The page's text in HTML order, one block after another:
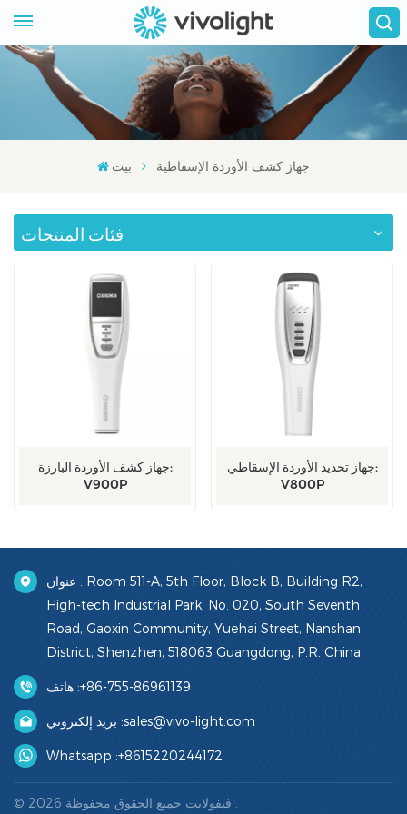
بيت جهاز كشف الأوردة الإسقاطية
فئات المنتجات
جهاز كشف الأوردة البارزة:
V900P
جهاز تحديد الأوردة الإسقاطي:
V800P
عنوان : Room 511-A, 5th Floor, Block B, Building R2,
High-tech Industrial Park, No. 020, South Seventh
Road, Gaoxin Community, Yuehai Street, Nanshan
District, Shenzhen, 518063 Guangdong, P.R. China.
هاتف :+86-755-86961139
بريد إلكتروني :sales@vivo-light.com
Whatsapp :+8615220244172